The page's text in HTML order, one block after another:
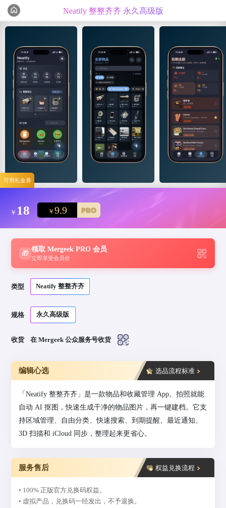
可用礼金券
Neatify 整整齐齐 永久高级版
编辑心选 精选测评
￥ 18 ￥ 9.9
🎁
领取 Mergeek PRO 会员
立即享受会员价
类型 Neatify 整整齐齐
规格 永久高级版
收货 在 Mergeek 公众服务号收货
编辑心选 选品流程标准
「Neatify 整整齐齐」是一款物品和收藏管理 App。拍照就能
自动 AI 抠图，快速生成干净的物品图片，再一键建档。它支
持区域管理、自由分类、快速搜索、到期提醒、最近通知、
3D 扫描和 iCloud 同步，整理起来更省心。
服务售后 权益兑换流程
• 100% 正版官方兑换码权益。
• 虚拟产品，兑换码一经发出，不予退换。